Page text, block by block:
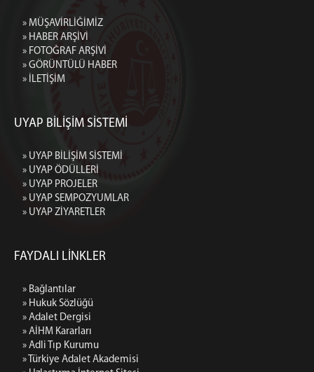
» MÜŞAVİRLİĞİMİZ
» HABER ARŞİVİ
» FOTOĞRAF ARŞİVİ
» GÖRÜNTÜLÜ HABER
» İLETİŞİM
UYAP BİLİŞİM SİSTEMİ
» UYAP BİLİŞİM SİSTEMİ
» UYAP ÖDÜLLERİ
» UYAP PROJELER
» UYAP SEMPOZYUMLAR
» UYAP ZİYARETLER
FAYDALI LİNKLER
» Bağlantılar
» Hukuk Sözlüğü
» Adalet Dergisi
» AİHM Kararları
» Adli Tıp Kurumu
» Türkiye Adalet Akademisi